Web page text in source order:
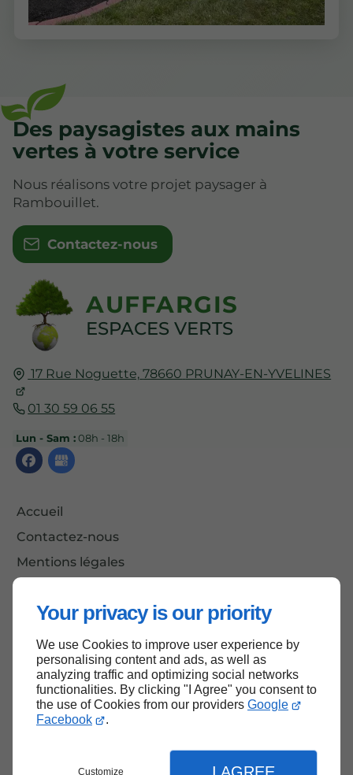
Your privacy is our priority
We use Cookies to improve user experience by
personalising content and ads, as well as
analyzing traffic and optimizing social networks
functionalities. By clicking "I Agree" you consent to
the use of Cookies from our providers Google
Facebook
.
Customize
AUFFARGIS
ESPACES VERTS
17 Rue Noguette, 78660 PRUNAY-EN-YVELINES
01 30 59 06 55
Lun - Sam :08h - 18h
Accueil
Contactez-nous
Mentions légales
Des paysagistes aux mains
vertes à votre service
Nous réalisons votre projet paysager à
Rambouillet.
Contactez-nous
Haut de page